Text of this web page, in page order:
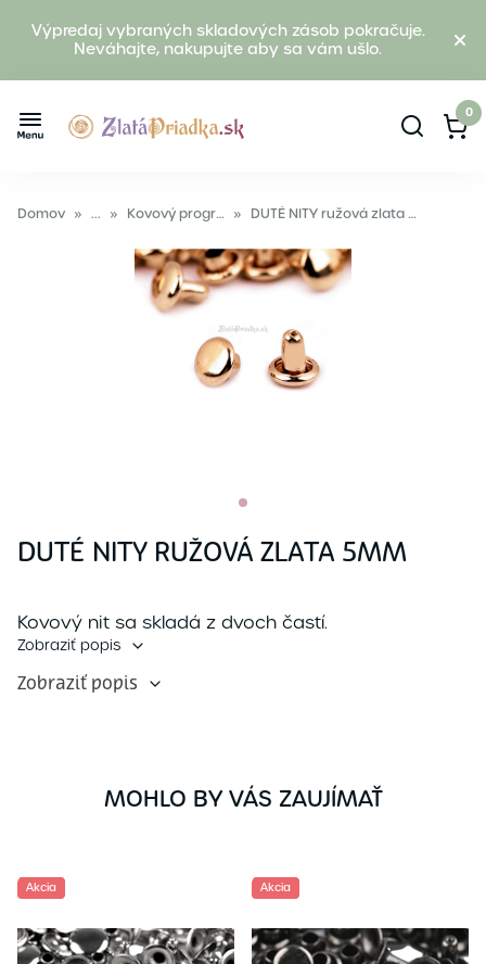
Výpredaj vybraných skladových zásob pokračuje.
Neváhajte, nakupujte aby sa vám ušlo.
0
Domov » ... » Kovový program » DUTÉ NITY ružová zlata 5mm
DUTÉ NITY RUŽOVÁ ZLATA 5MM
Kovový nit sa skladá z dvoch častí.
Zobraziť popis
Zobraziť popis
MOHLO BY VÁS ZAUJÍMAŤ
Akcia Akcia